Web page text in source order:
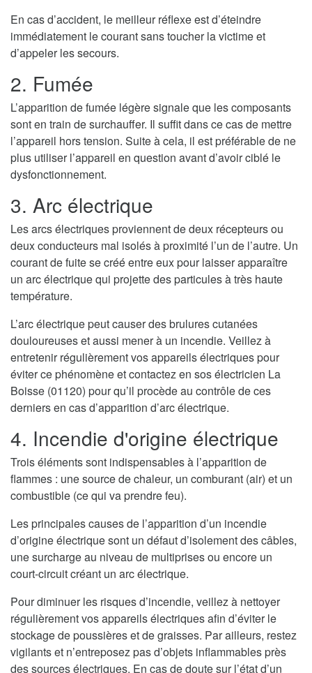
En cas d’accident, le meilleur réflexe est d’éteindre
immédiatement le courant sans toucher la victime et
d’appeler les secours.
2. Fumée
L’apparition de fumée légère signale que les composants
sont en train de surchauffer. Il suffit dans ce cas de mettre
l’appareil hors tension. Suite à cela, il est préférable de ne
plus utiliser l’appareil en question avant d’avoir ciblé le
dysfonctionnement.
3. Arc électrique
Les arcs électriques proviennent de deux récepteurs ou
deux conducteurs mal isolés à proximité l’un de l’autre. Un
courant de fuite se créé entre eux pour laisser apparaître
un arc électrique qui projette des particules à très haute
température.
L’arc électrique peut causer des brulures cutanées
douloureuses et aussi mener à un incendie. Veillez à
entretenir régulièrement vos appareils électriques pour
éviter ce phénomène et contactez en sos électricien La
Boisse (01120) pour qu’il procède au contrôle de ces
derniers en cas d’apparition d’arc électrique.
4. Incendie d'origine électrique
Trois éléments sont indispensables à l’apparition de
flammes : une source de chaleur, un comburant (air) et un
combustible (ce qui va prendre feu).
Les principales causes de l’apparition d’un incendie
d’origine électrique sont un défaut d’isolement des câbles,
une surcharge au niveau de multiprises ou encore un
court-circuit créant un arc électrique.
Pour diminuer les risques d’incendie, veillez à nettoyer
régulièrement vos appareils électriques afin d’éviter le
stockage de poussières et de graisses. Par ailleurs, restez
vigilants et n’entreposez pas d’objets inflammables près
des sources électriques. En cas de doute sur l’état d’un